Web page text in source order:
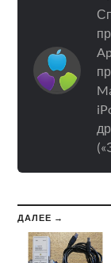
ДАЛЕЕ →